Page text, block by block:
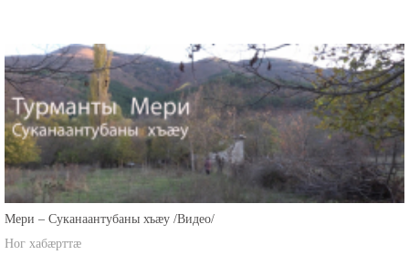
Мери – Суканаантубаны хъæу /Видео/
Ног хабæрттæ